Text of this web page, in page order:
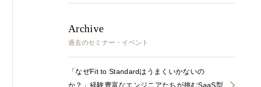
Archive
過去のセミナー・イベント
「なぜFit to Standardはうまくいかないの
か？」経験豊富なエンジニアたちが挑むSaaS型